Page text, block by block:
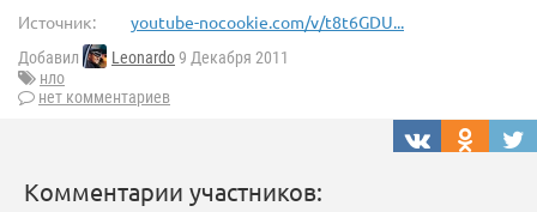
Источник: youtube-nocookie.com/v/t8t6GDU...
Добавил Leonardo9 Декабря 2011
нло
нет комментариев
Комментарии участников: